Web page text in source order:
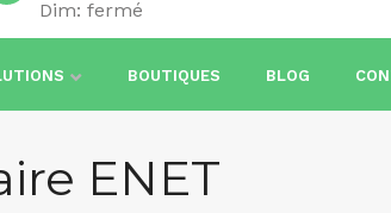
Dim: fermé
BOUTIQUES BLOG
ENET